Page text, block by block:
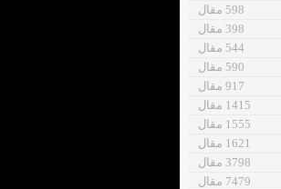
598 مقال
398 مقال
544 مقال
590 مقال
917 مقال
1415 مقال
1555 مقال
1621 مقال
3798 مقال
7479 مقال